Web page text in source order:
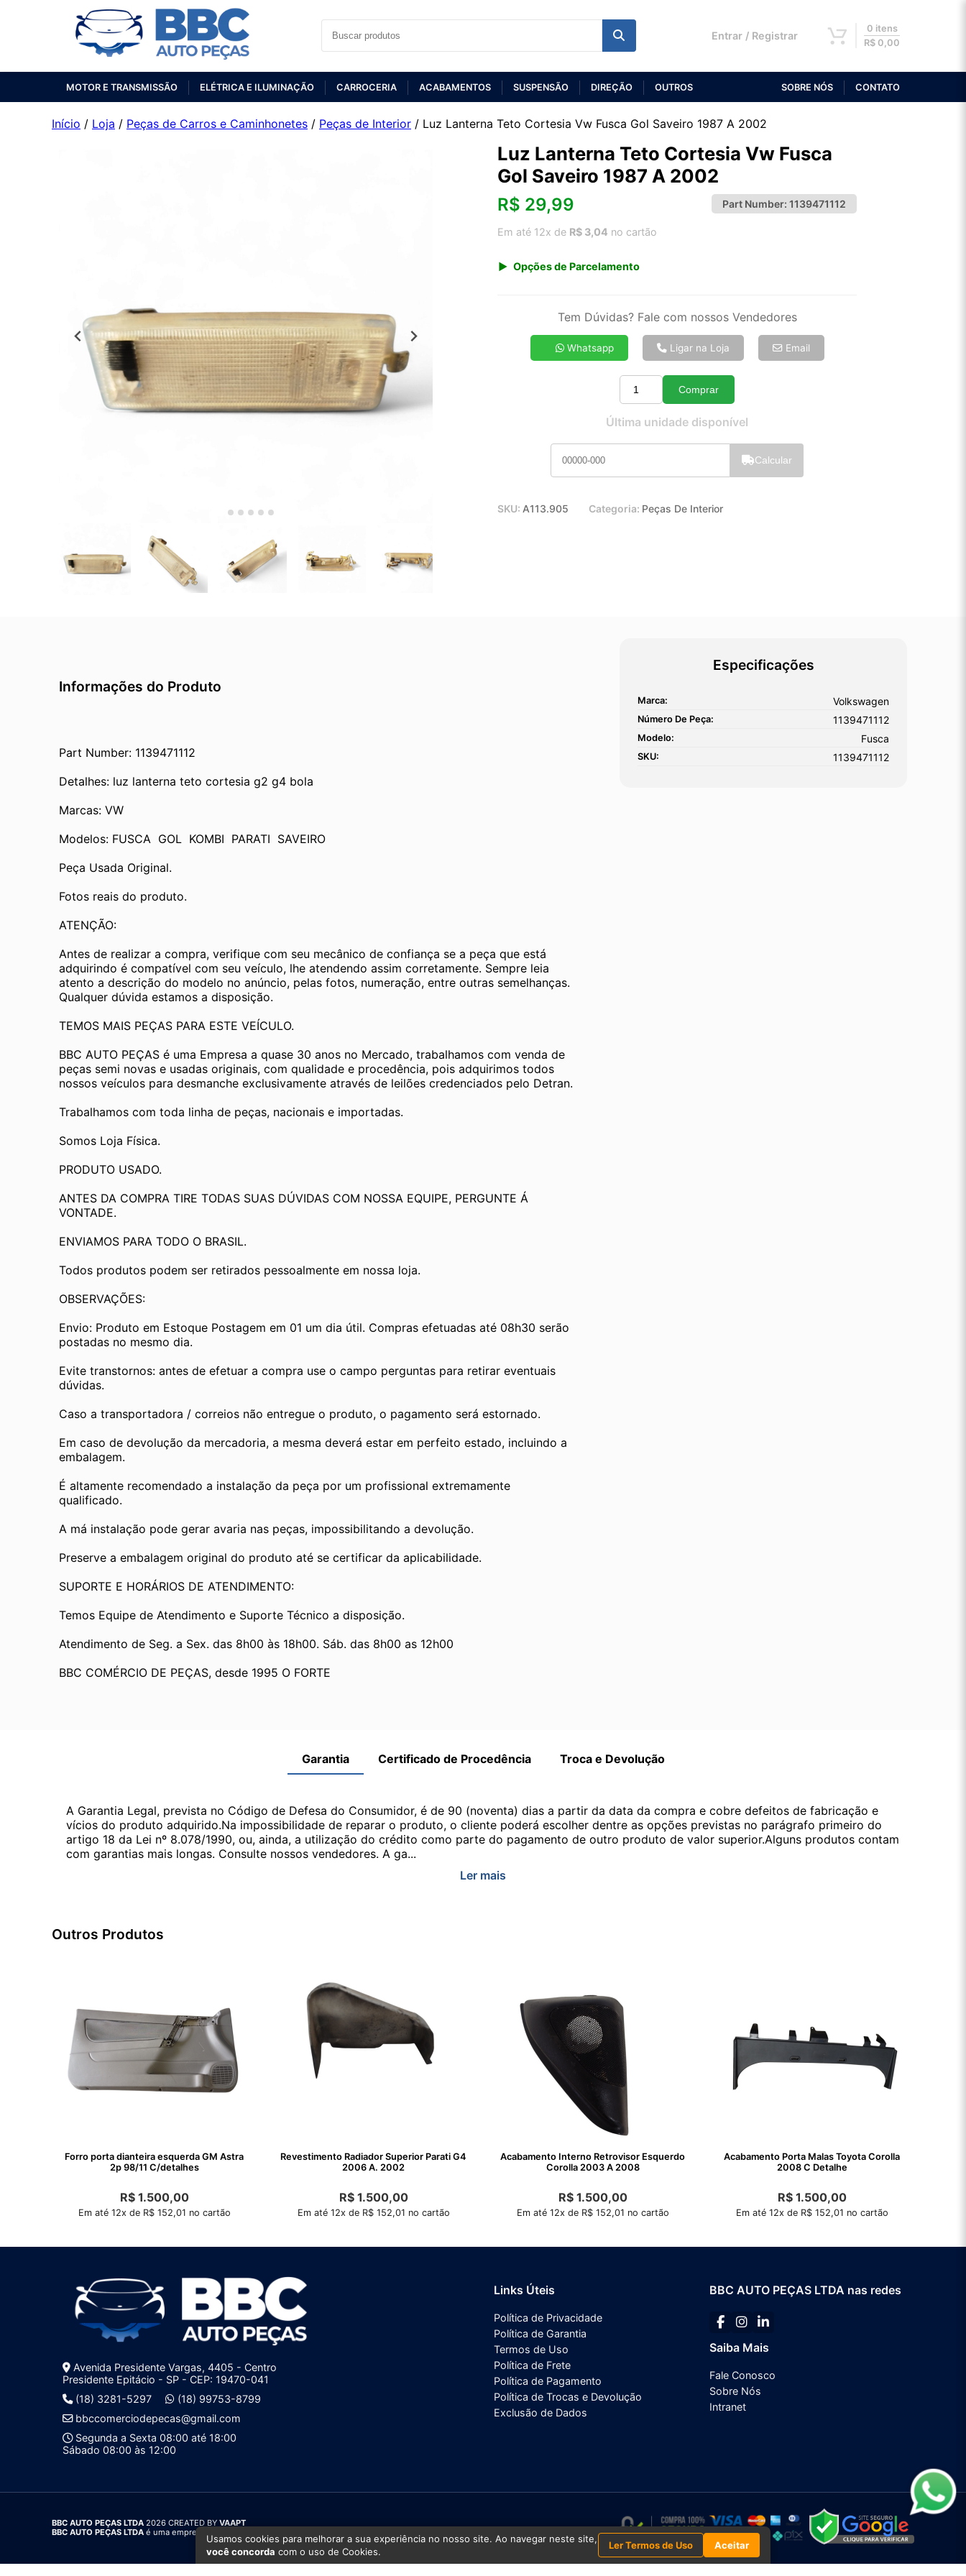
Entrar / Registrar
0 itens
R$ 0,00
MOTOR E TRANSMISSÃO ELÉTRICA E ILUMINAÇÃO CARROCERIA ACABAMENTOS SUSPENSÃO DIREÇÃO OUTROS SOBRE NÓS CONTATO
Início / Loja / Peças de Carros e Caminhonetes / Peças de Interior / Luz Lanterna Teto Cortesia Vw Fusca Gol Saveiro 1987 A 2002
Luz Lanterna Teto Cortesia Vw Fusca
Gol Saveiro 1987 A 2002
R$ 29,99 Part Number: 1139471112
Em até 12x de R$ 3,04 no cartão
Opções de Parcelamento
7x de R$ 4,91
8x de R$ 4,36
9x de R$ 3,92
10x de R$ 3,56
12x de R$ 3,04
Tem Dúvidas? Fale com nossos Vendedores
Whatsapp Ligar na Loja Email
Quantidade
Comprar
Última unidade disponível
Calcular
SKU: A113.905 Categoria: Peças De Interior
Informações do Produto
Part Number: 1139471112
Detalhes: luz lanterna teto cortesia g2 g4 bola
Marcas: VW
Modelos: FUSCA  GOL  KOMBI  PARATI  SAVEIRO
Peça Usada Original.
Fotos reais do produto.
ATENÇÃO:
Antes de realizar a compra, verifique com seu mecânico de confiança se a peça que está
adquirindo é compatível com seu veículo, lhe atendendo assim corretamente. Sempre leia
atento a descrição do modelo no anúncio, pelas fotos, numeração, entre outras semelhanças.
Qualquer dúvida estamos a disposição.
TEMOS MAIS PEÇAS PARA ESTE VEÍCULO.
BBC AUTO PEÇAS é uma Empresa a quase 30 anos no Mercado, trabalhamos com venda de
peças semi novas e usadas originais, com qualidade e procedência, pois adquirimos todos
nossos veículos para desmanche exclusivamente através de leilões credenciados pelo Detran.
Trabalhamos com toda linha de peças, nacionais e importadas.
Somos Loja Física.
PRODUTO USADO.
ANTES DA COMPRA TIRE TODAS SUAS DÚVIDAS COM NOSSA EQUIPE, PERGUNTE Á
VONTADE.
ENVIAMOS PARA TODO O BRASIL.
Todos produtos podem ser retirados pessoalmente em nossa loja.
OBSERVAÇÕES:
Envio: Produto em Estoque Postagem em 01 um dia útil. Compras efetuadas até 08h30 serão
postadas no mesmo dia.
Evite transtornos: antes de efetuar a compra use o campo perguntas para retirar eventuais
dúvidas.
Caso a transportadora / correios não entregue o produto, o pagamento será estornado.
Em caso de devolução da mercadoria, a mesma deverá estar em perfeito estado, incluindo a
embalagem.
É altamente recomendado a instalação da peça por um profissional extremamente
qualificado.
A má instalação pode gerar avaria nas peças, impossibilitando a devolução.
Preserve a embalagem original do produto até se certificar da aplicabilidade.
SUPORTE E HORÁRIOS DE ATENDIMENTO:
Temos Equipe de Atendimento e Suporte Técnico a disposição.
Atendimento de Seg. a Sex. das 8h00 às 18h00. Sáb. das 8h00 as 12h00
BBC COMÉRCIO DE PEÇAS, desde 1995 O FORTE
Especificações
Marca: Volkswagen
Número De Peça: 1139471112
Modelo: Fusca
SKU: 1139471112
Garantia Certificado de Procedência Troca e Devolução
A Garantia Legal, prevista no Código de Defesa do Consumidor, é de 90 (noventa) dias a partir da data da compra e cobre defeitos de fabricação e
vícios do produto adquirido.Na impossibilidade de reparar o produto, o cliente poderá escolher dentre as opções previstas no parágrafo primeiro do
artigo 18 da Lei nº 8.078/1990, ou, ainda, a utilização do crédito como parte do pagamento de outro produto de valor superior.Alguns produtos contam
com garantias mais longas. Consulte nossos vendedores. A ga...
Ler mais
Outros Produtos
Forro porta dianteira esquerda GM Astra
2p 98/11 C/detalhes
R$1.500,00
Em até 12x de R$ 152,01 no cartão
Revestimento Radiador Superior Parati G4
2006 A. 2002
R$1.500,00
Em até 12x de R$ 152,01 no cartão
Acabamento Interno Retrovisor Esquerdo
Corolla 2003 A 2008
R$1.500,00
Em até 12x de R$ 152,01 no cartão
Acabamento Porta Malas Toyota Corolla
2008 C Detalhe
R$1.500,00
Em até 12x de R$ 152,01 no cartão
Avenida Presidente Vargas, 4405 - Centro
Presidente Epitácio - SP - CEP: 19470-041
(18) 3281-5297
(18) 99753-8799
bbccomerciodepecas@gmail.com
Segunda a Sexta 08:00 até 18:00
Sábado 08:00 às 12:00
Links Úteis
Política de Privacidade
Política de Garantia
Termos de Uso
Política de Frete
Política de Pagamento
Política de Trocas e Devolução
Exclusão de Dados
BBC AUTO PEÇAS LTDA nas redes
Saiba Mais
Fale Conosco
Sobre Nós
Intranet
BBC AUTO PEÇAS LTDA 2026 CREATED BY VAAPT
BBC AUTO PEÇAS LTDA é uma empresa inscrita no CNPJ
Usamos cookies para melhorar a sua experiência no nosso site. Ao navegar neste site,
você concorda com o uso de Cookies.
Ler Termos de Uso Aceitar